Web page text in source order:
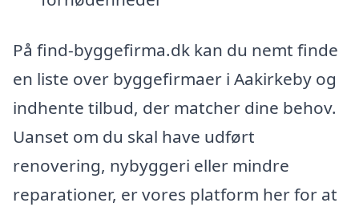
På find-byggefirma.dk kan du nemt finde
en liste over byggefirmaer i Aakirkeby og
indhente tilbud, der matcher dine behov.
Uanset om du skal have udført
renovering, nybyggeri eller mindre
reparationer, er vores platform her for at